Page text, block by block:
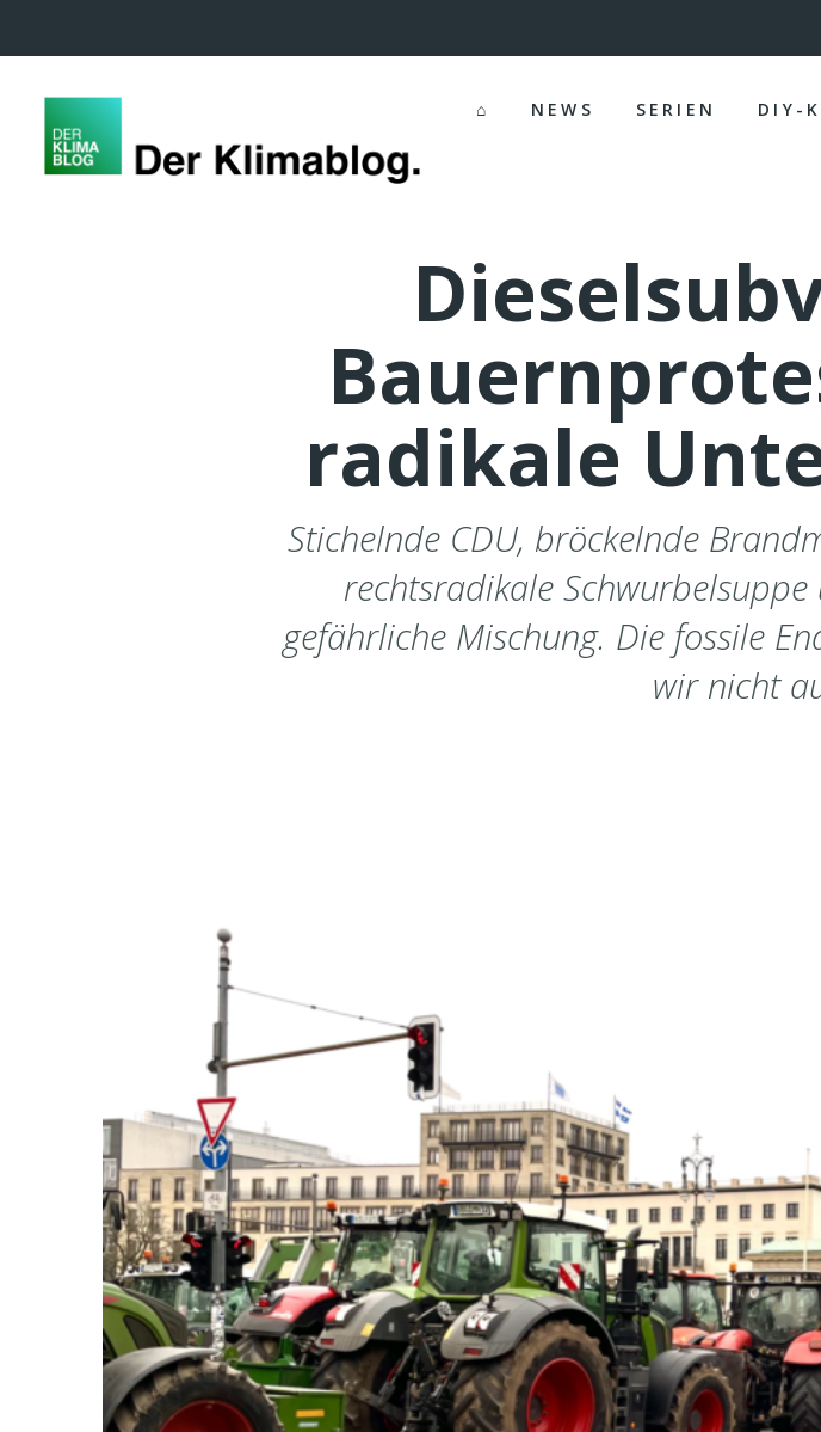
⌂ NEWS SERIEN DIY-
radikale
Stichelnde CDU, bröckelnde
rechtsradikale
gefährliche Mischung. Die fossile
wir nicht